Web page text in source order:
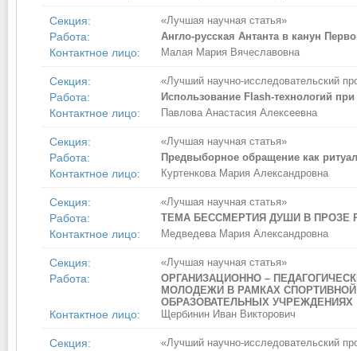
Секция: «Лучшая научная статья»
Работа: Англо-русская Антанта в канун
Контактное лицо: Малая Мария Вячеславовна
Секция: «Лучший научно-исследовательский
Работа: Использование Flash-технологий
Контактное лицо: Павлова Анастасия Алексеевна
Секция: «Лучшая научная статья»
Работа: Предвыборное обращение как
Контактное лицо: Куртенкова Мария Александровна
Секция: «Лучшая научная статья»
Работа: ТЕМА БЕССМЕРТИЯ ДУШИ В ПРОЗЕ
Контактное лицо: Медведева Мария Александровна
Секция: «Лучшая научная статья»
Работа:
ОРГАНИЗАЦИОННО –
МОЛОДЕЖИ В РАМКАХ
ОБРАЗОВАТЕЛЬНЫХ УЧРЕЖДЕНИЯХ
Контактное лицо: Щербинин Иван Викторович
Секция: «Лучший научно-исследовательский